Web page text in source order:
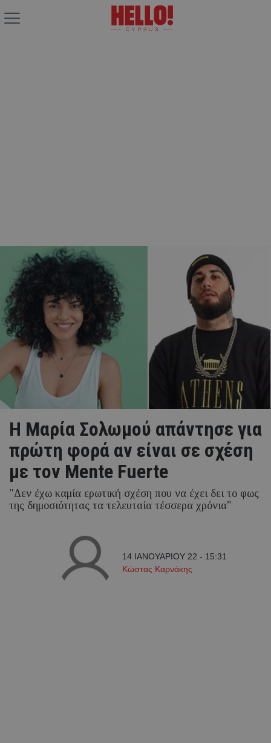
Η Μαρία Σολωμού απάντησε για
πρώτη φορά αν είναι σε σχέση
με τον Mente Fuerte
"Δεν έχω καμία ερωτική σχέση που να έχει δει το φως
της δημοσιότητας τα τελευταία τέσσερα χρόνια"
14 ΙΑΝΟΥΑΡΙΟΥ 22 - 15:31
Κώστας Καρνάκης